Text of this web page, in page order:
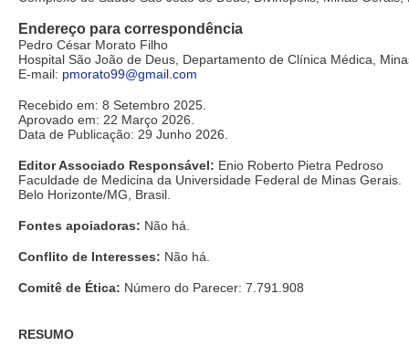
Endereço para correspondência
Pedro César Morato Filho
Hospital São João de Deus, Departamento de Clínica Médica,
E-mail: pmorato99@gmail.com
Recebido em: 8 Setembro 2025.
Aprovado em: 22 Março 2026.
Data de Publicação: 29 Junho 2026.
Editor Associado Responsável: Enio Roberto Pietra Pedroso
Faculdade de Medicina da Universidade Federal de Minas Gerais.
Belo Horizonte/MG, Brasil.
Fontes apoiadoras: Não há.
Conflito de Interesses: Não há.
Comitê de Ética: Número do Parecer: 7.791.908
RESUMO